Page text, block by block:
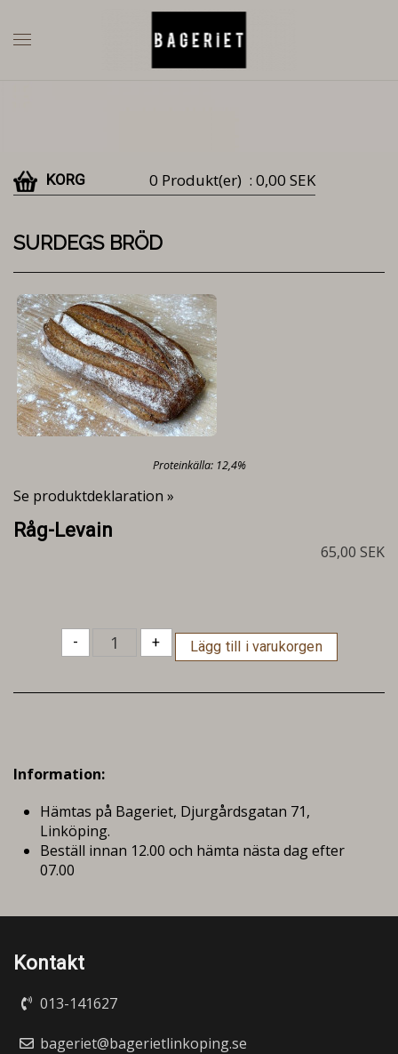
KORG 0 Produkt(er) : 0,00 SEK
SURDEGS BRÖD
Proteinkälla: 12,4%
Se produktdeklaration »
Råg-Levain
65,00 SEK
- +
Information:
Hämtas på Bageriet, Djurgårdsgatan 71,
Linköping.
Beställ innan 12.00 och hämta nästa dag efter
07.00
Kontakt
013-141627
bageriet@bagerietlinkoping.se